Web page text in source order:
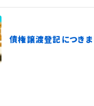
債権譲渡登記につきま